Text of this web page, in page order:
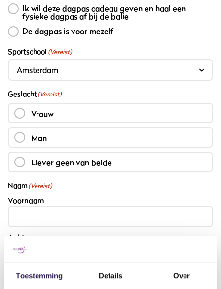
Toestemming Details Over
Ik wil deze dagpas cadeau geven en haal een
fysieke dagpas af bij de balie
De dagpas is voor mezelf
Sportschool (Vereist)
Geslacht(Vereist)
Vrouw
Man
Liever geen van beide
Naam(Vereist)
Voornaam
Achternaam
Telefoon (vast)